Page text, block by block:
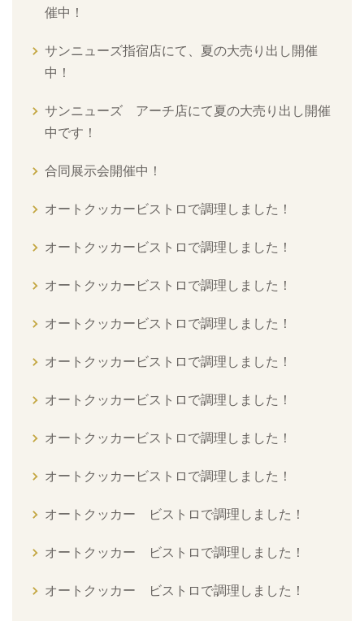
催中！
サンニューズ指宿店にて、夏の大売り出し開催
中！
サンニューズ アーチ店にて夏の大売り出し開催
中です！
合同展示会開催中！
オートクッカービストロで調理しました！
オートクッカービストロで調理しました！
オートクッカービストロで調理しました！
オートクッカービストロで調理しました！
オートクッカービストロで調理しました！
オートクッカービストロで調理しました！
オートクッカービストロで調理しました！
オートクッカービストロで調理しました！
オートクッカー ビストロで調理しました！
オートクッカー ビストロで調理しました！
オートクッカー ビストロで調理しました！